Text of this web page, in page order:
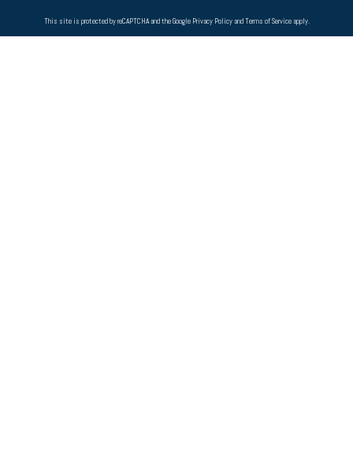
This site is protected by reCAPTCHA and the Google Privacy PolicyandTerms of Serviceapply.